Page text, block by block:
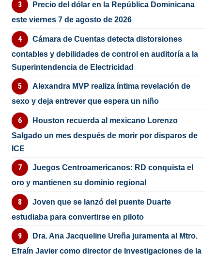
Precio del dólar en la República Dominicana
este viernes 7 de agosto de 2026
Cámara de Cuentas detecta distorsiones
contables y debilidades de control en auditoría a la
Superintendencia de Electricidad
Alexandra MVP realiza íntima revelación de
sexo y deja entrever que espera un niño
Houston recuerda al mexicano Lorenzo
Salgado un mes después de morir por disparos de
ICE
Juegos Centroamericanos: RD conquista el
oro y mantienen su dominio regional
Joven que se lanzó del puente Duarte
estudiaba para convertirse en piloto
Dra. Ana Jacqueline Ureña juramenta al Mtro.
Efraín Javier como director de Investigaciones de la